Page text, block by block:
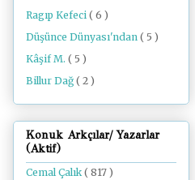
Ragıp Kefeci ( 6 )
Düşünce Dünyası'ndan ( 5 )
Kâşif M. ( 5 )
Billur Dağ ( 2 )
Konuk Arkçılar/ Yazarlar
(Aktif)
Cemal Çalık( 817 )